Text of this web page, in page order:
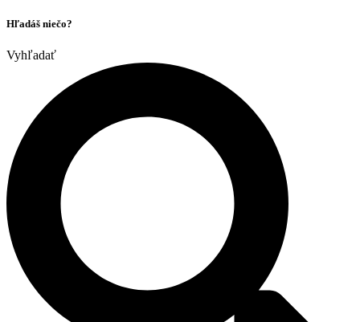
Hľadáš niečo?
Vyhľadať